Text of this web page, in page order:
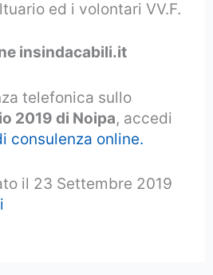
ed i volontari VV.F.
insindacabili.it
telefonica sullo
2019 di Noipa, accedi
consulenza online.
il 23 Settembre 2019